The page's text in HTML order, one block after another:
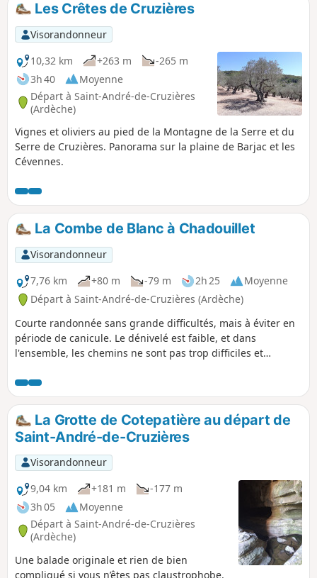
Les Crêtes de Cruzières
Visorandonneur
10,32 km
+263 m
-265 m
3h 40
Moyenne
Départ à Saint-André-de-Cruzières
(Ardèche)
Vignes et oliviers au pied de la Montagne de la Serre et du
Serre de Cruzières. Panorama sur la plaine de Barjac et les
Cévennes.
La Combe de Blanc à Chadouillet
Visorandonneur
7,76 km
+80 m -79 m 2h 25
Moyenne
Départ à Saint-André-de-Cruzières (Ardèche)
Courte randonnée sans grande difficultés, mais à éviter en
période de canicule. Le dénivelé est faible, et dans
l'ensemble, les chemins ne sont pas trop difficiles et
retour jusqu'à la résurgence de la Cotepatière, de
préférence après un épisode pluvieux, sinon c'est sec. Je
donne les références de la rando "les résurgences" sur
laquelle l'on marche un moment.
La Grotte de Cotepatière au départ de
Saint-André-de-Cruzières
Visorandonneur
9,04 km
+181 m
-177 m
3h 05
Moyenne
Départ à Saint-André-de-Cruzières
(Ardèche)
Une balade originale et rien de bien
compliqué si vous n’êtes pas claustrophobe.